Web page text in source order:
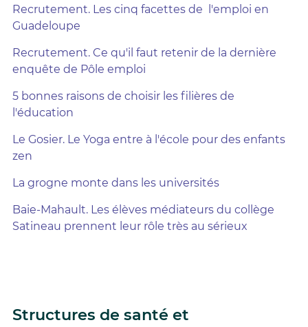
Recrutement. Les cinq facettes de l'emploi en
Guadeloupe
Recrutement. Ce qu'il faut retenir de la dernière
enquête de Pôle emploi
5 bonnes raisons de choisir les filières de
l'éducation
Le Gosier. Le Yoga entre à l'école pour des enfants
zen
La grogne monte dans les universités
Baie-Mahault. Les élèves médiateurs du collège
Satineau prennent leur rôle très au sérieux
Structures de santé et